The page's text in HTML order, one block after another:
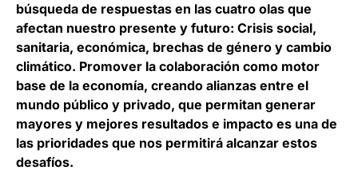
búsqueda de respuestas en las cuatro olas que
afectan nuestro presente y futuro: Crisis social,
sanitaria, económica, brechas de género y cambio
climático. Promover la colaboración como motor
base de la economía, creando alianzas entre el
mundo público y privado, que permitan generar
mayores y mejores resultados e impacto es una de
las prioridades que nos permitirá alcanzar estos
desafíos.